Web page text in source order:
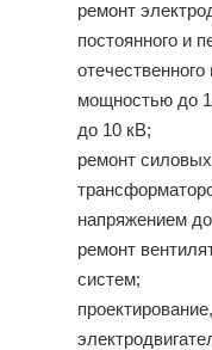
ремонт
постоянного и
мощностью до
до 10 кВ;
ремонт
напряжением
ремонт
систем;